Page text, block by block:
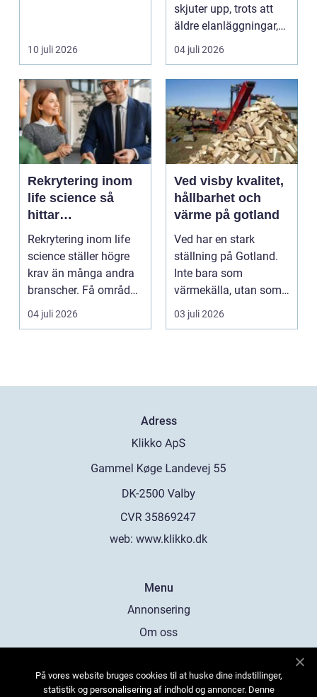
10 juli 2026
skjuter upp, trots att
äldre elanläggningar,
provisoris...
04 juli 2026
Rekrytering inom
life science så
hittar
verksamheter rätt
kompetens
Rekrytering inom life
science ställer högre
krav än många andra
branscher. Få områden
kombinerar så ...
04 juli 2026
Ved visby kvalitet,
hållbarhet och
värme på gotland
Ved har en stark
ställning på Gotland.
Inte bara som
värmekälla, utan som
en del av vardagen. I
mång...
03 juli 2026
Adress
web: www.klikko.dk
Menu
Annonsering
Om oss
Kontakta oss
På vores website bruges cookies til at huske dine indstillinger,
statistik og personalisering af indhold og annoncer. Denne